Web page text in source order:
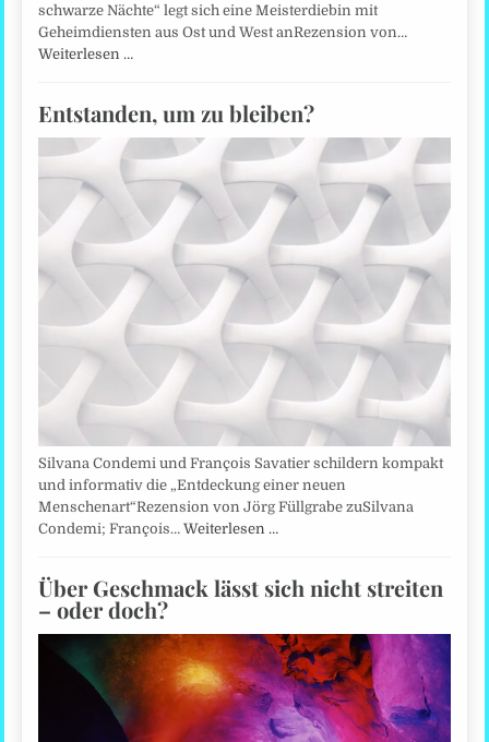
schwarze Nächte“ legt sich eine Meisterdiebin mit
Geheimdiensten aus Ost und West anRezension von…
Weiterlesen …
Entstanden, um zu bleiben?
Silvana Condemi und François Savatier schildern kompakt
und informativ die „Entdeckung einer neuen
Menschenart“Rezension von Jörg Füllgrabe zuSilvana
Condemi; François…Weiterlesen …
Über Geschmack lässt sich nicht streiten
– oder doch?